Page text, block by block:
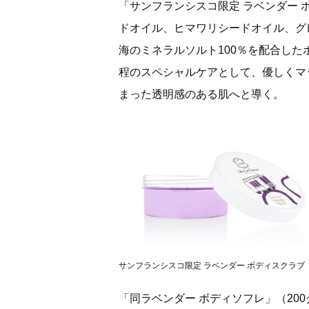
「サンフランシスコ限定 ラベンダー
ドオイル、ヒマワリシードオイル、
海のミネラルソルト100％を配合した
程のスペシャルケアとして、優しく
まった透明感のある肌へと導く。
サンフランシスコ限定 ラベンダー ボディスクラブ
「同ラベンダー ボディソフレ」（